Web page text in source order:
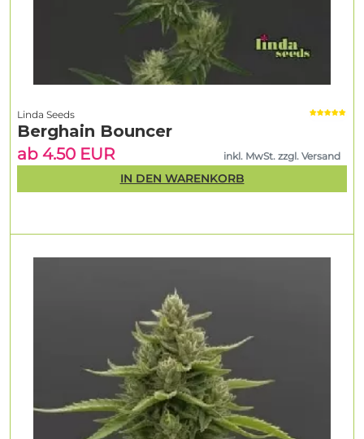
Linda Seeds
Berghain Bouncer
ab 4.50 EUR
inkl. MwSt. zzgl. Versand
IN DEN WARENKORB